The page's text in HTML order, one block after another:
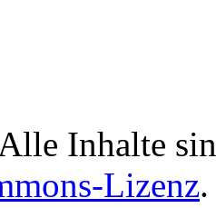
Inhalte
Lizenz.